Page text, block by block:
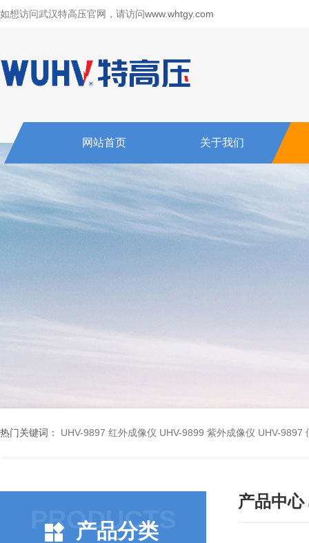
如想访问武汉特高压官网，请访问www.whtgy.com
网站首页 关于我们
热门关键词： UHV-9897 红外成像仪 UHV-9899 紫外成像仪 UHV-9897
PRODUCTS
产品分类
产品中心